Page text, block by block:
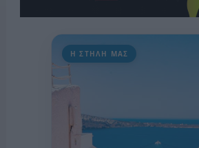
Η ΣΤΗΛΗ ΜΑΣ